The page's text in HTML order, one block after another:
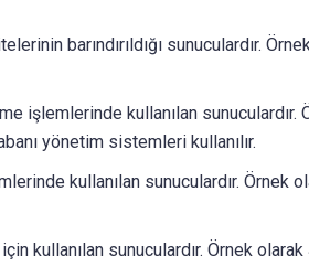
barındırıldığı sunuculardır.
işlemlerinde kullanılan sunuculardır.
yönetim sistemleri kullanılır.
kullanılan sunuculardır. Örnek
için kullanılan sunuculardır. Örnek